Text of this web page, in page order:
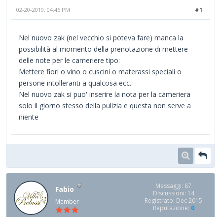
#1
02-20-2019, 04:46 PM
Nel nuovo zak (nel vecchio si poteva fare) manca la
possibilità al momento della prenotazione di mettere
delle note per le cameriere tipo:
Mettere fiori o vino o cuscini o materassi speciali o
persone intolleranti a qualcosa ecc..
Nel nuovo zak si puo' inserire la nota per la cameriera
solo il giorno stesso della pulizia e questa non serve a
niente
Fabio
Member
Messaggi: 87
Discussioni: 14
Registrato: Dec 2015
Reputazione: 0